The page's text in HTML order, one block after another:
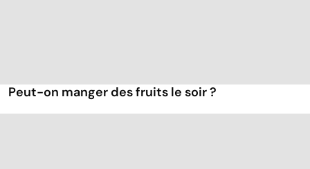
Peut-on manger des fruits le soir ?